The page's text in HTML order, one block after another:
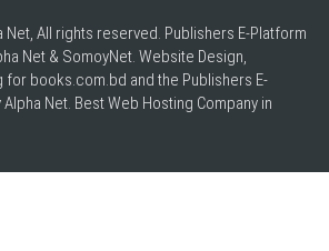
All rights reserved. Publishers E-Platform
Net & SomoyNet. Website Design,
for books.com.bd and the Publishers E-
Net. BestWeb Hosting Company in